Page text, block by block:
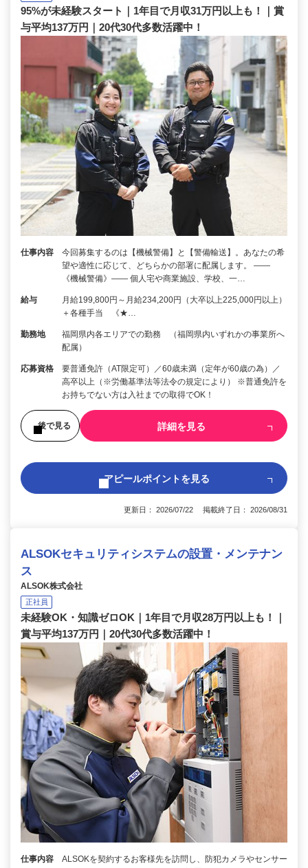
95%が未経験スタート｜1年目で月収31万円以上も！｜賞
与平均137万円｜20代30代多数活躍中！
仕事内容
今回募集するのは【機械警備】と【警備輸送】。あなたの希
望や適性に応じて、どちらかの部署に配属します。 ――
《機械警備》―― 個人宅や商業施設、学校、一…
給与
月給199,800円～月給234,200円（大卒以上225,000円以上）
＋各種手当 《★…
勤務地
福岡県内各エリアでの勤務 （福岡県内いずれかの事業所へ
配属）
応募資格
要普通免許（AT限定可）／60歳未満（定年が60歳の為）／
高卒以上（※労働基準法等法令の規定により） ※普通免許を
お持ちでない方は入社までの取得でOK！
後で見る 詳細を見る
アピールポイントを見る
更新日： 2026/07/22 掲載終了日： 2026/08/31
ALSOKセキュリティシステムの設置・メンテナン
ス
ALSOK株式会社
正社員
未経験OK・知識ゼロOK｜1年目で月収28万円以上も！｜
賞与平均137万円｜20代30代多数活躍中！
仕事内容
ALSOKを契約するお客様先を訪問し、防犯カメラやセンサー